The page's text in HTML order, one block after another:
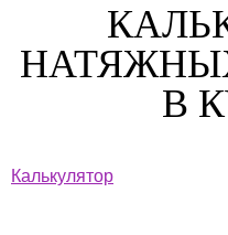
В
Калькулятор